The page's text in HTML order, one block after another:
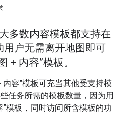
多数内容模板都支持在
用户无需离开地图即可
+ 内容”模板。
内容”模板可充当其他受支持模
任务所需的模板数量，因为用
”模板，同时访问所含模板的功